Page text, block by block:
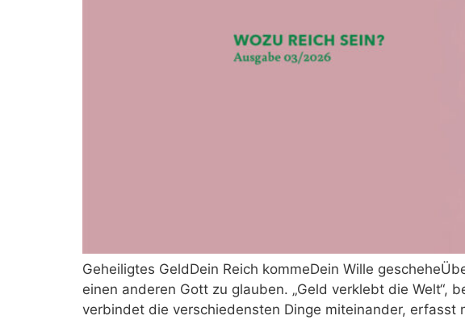
Geheiligtes GeldDein Reich kommeDein Wille
einen anderen Gott zu glauben. „Geld verklebt die Welt“,
verbindet die verschiedensten Dinge miteinander,